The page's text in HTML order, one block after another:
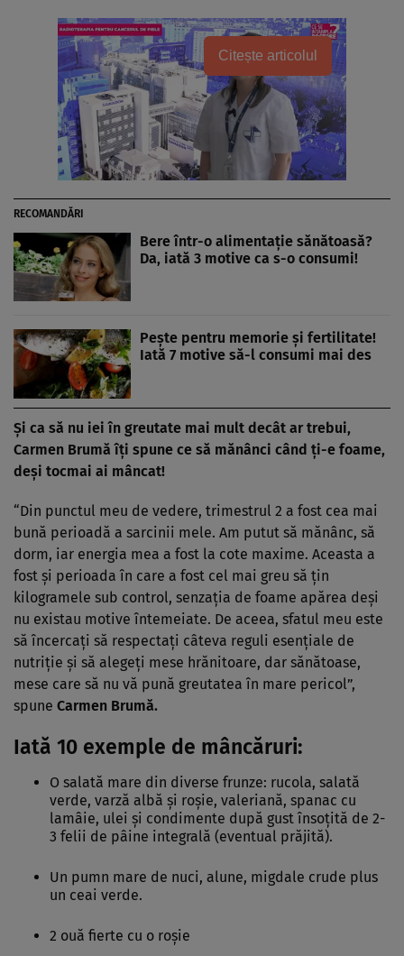
Citește articolul
RECOMANDĂRI
Bere într-o alimentaţie sănătoasă?
Da, iată 3 motive ca s-o consumi!
Peşte pentru memorie şi fertilitate!
Iată 7 motive să-l consumi mai des
Şi ca să nu iei în greutate mai mult decât ar trebui,
Carmen Brumă îţi spune ce să mănânci când ţi-e foame,
deşi tocmai ai mâncat!
“Din punctul meu de vedere, trimestrul 2 a fost cea mai
bună perioadă a sarcinii mele. Am putut să mănânc, să
dorm, iar energia mea a fost la cote maxime. Aceasta a
fost şi perioada în care a fost cel mai greu să ţin
kilogramele sub control, senzaţia de foame apărea deşi
nu existau motive întemeiate. De aceea, sfatul meu este
să încercaţi să respectaţi câteva reguli esenţiale de
nutriţie şi să alegeţi mese hrănitoare, dar sănătoase,
mese care să nu vă pună greutatea în mare pericol”,
spune Carmen Brumă.
Iată 10 exemple de mâncăruri:
O salată mare din diverse frunze: rucola, salată
verde, varză albă şi roşie, valeriană, spanac cu
lamâie, ulei şi condimente după gust însoţită de 2-
3 felii de pâine integrală (eventual prăjită).
Un pumn mare de nuci, alune, migdale crude plus
un ceai verde.
2 ouă fierte cu o roşie